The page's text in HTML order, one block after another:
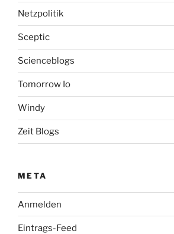
Netzpolitik
Sceptic
Scienceblogs
Tomorrow Io
Windy
Zeit Blogs
META
Anmelden
Eintrags-Feed